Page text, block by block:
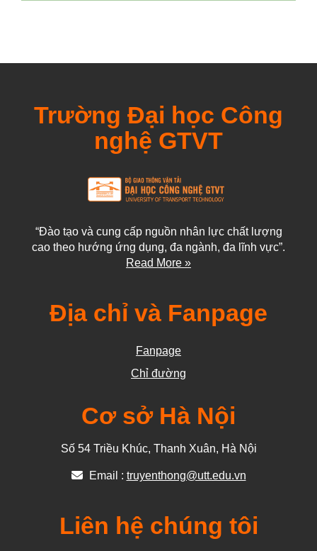
Trường Đại học Công
nghệ GTVT
“Đào tạo và cung cấp nguồn nhân lực chất lượng
cao theo hướng ứng dụng, đa ngành, đa lĩnh vực”.
Read More »
Địa chỉ và Fanpage
Fanpage
Chỉ đường
Cơ sở Hà Nội
Số 54 Triều Khúc, Thanh Xuân, Hà Nội
Email : truyenthong@utt.edu.vn
Liên hệ chúng tôi